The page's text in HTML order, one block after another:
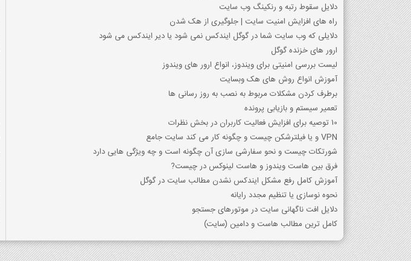
دلایل سقوط رتبه و رنکینگ وب سایت
راه های افزایش امنیت سایت | جلوگیری از هک شدن
دلایلی که وب سایت شما در گوگل ایندکس نمی شود یا دیر ایندکس می شود
ارور های خزنده گوگل
لیست بررسی امنیتی برای ویندوز، انواع ارور های ویندوز
آموزش انواع روش های هک وبسایت
برطرف کردن مشکلات مربوط به نصب به روز رسانی ها
تعمیر سیستم و بازیابی پرونده
10 توصیه برای افزایش فعالیت کاربران در بخش نظرات
VPN و یا فیلترشکن چیست و چگونه کار می کند سایت جامع
شورتکات چیست و نحو سفارشی سازی آن چگونه است و چه ویژگی هایی دارد
فرق بین هاست ویندوز و هاست لینوکس در چیست?
آموزش کامل رفع مشکل ایندکس نشدن مطالب سایت در گوگل
نحوه نوسازی یا تنظیم مجدد رایانه
دلایل افت ناگهانی سایت در موتورهای جستجو
کامل ترین مطالب هاست و دامین (سایت)